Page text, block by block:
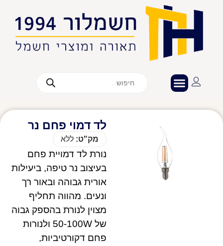
לד דמוי פחם נר
מק"ט: ללא
נורת לד דמויית פחם
בעיצוב נר טיפה, ביעילות
אורית גבוהה ובאור רך
ונעים. מהווה תחליף
מצוין לנורת בהספק גבוה
של 50-100W ולנורות
פחם דקורטיביות,